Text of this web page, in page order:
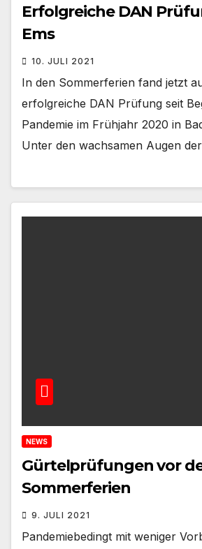
Erfolgreiche DAN
Ems
10. JULI 2021
In den Sommerferien fand jetzt
erfolgreiche DAN Prüfung seit
Pandemie im Frühjahr 2020 in
Unter den wachsamen Augen
NEWS
Gürtelprüfungen vor
Sommerferien
9. JULI 2021
Pandemiebedingt mit weniger